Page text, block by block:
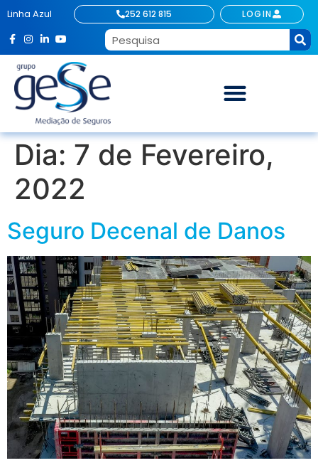
Linha Azul 252 612 815 LOGIN
Dia: 7 de Fevereiro,
2022
Seguro Decenal de Danos